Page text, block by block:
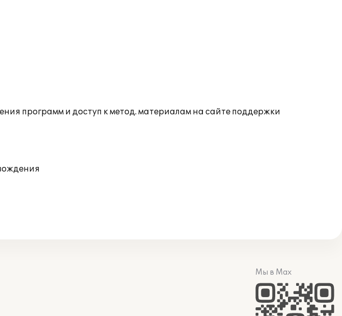
программ и доступ к метод. материалам на сайте поддержки
Мы в Max